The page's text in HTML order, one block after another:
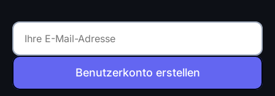
Benutzerkonto erstellen